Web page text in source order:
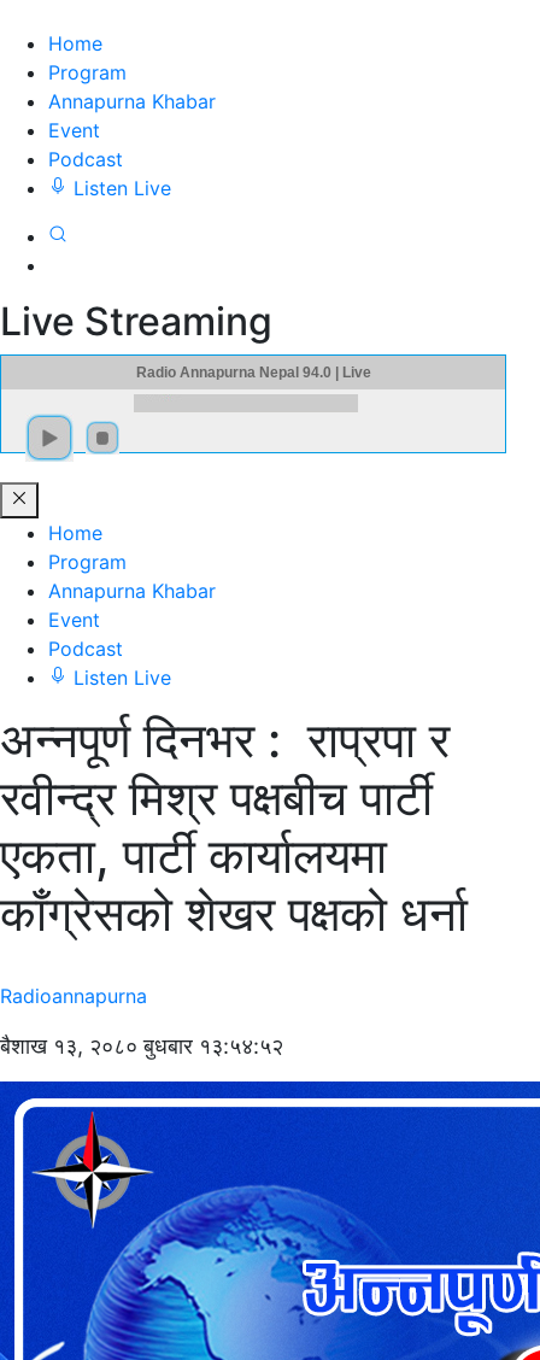
Home
Program
Annapurna Khabar
Event
Podcast
Listen Live
Live Streaming
Radio Annapurna Nepal 94.0 | Live
Home
Program
Annapurna Khabar
Event
Podcast
Listen Live
अन्नपूर्ण दिनभर : राप्रपा र
रवीन्द्र मिश्र पक्षबीच पार्टी
एकता, पार्टी कार्यालयमा
काँग्रेसको शेखर पक्षको धर्ना
Radioannapurna
बैशाख १३, २०८० बुधबार १३:५४:५२